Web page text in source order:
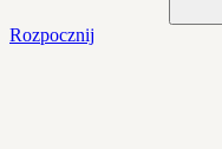
Rozpocznij